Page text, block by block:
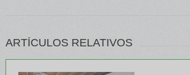
ARTÍCULOS RELATIVOS